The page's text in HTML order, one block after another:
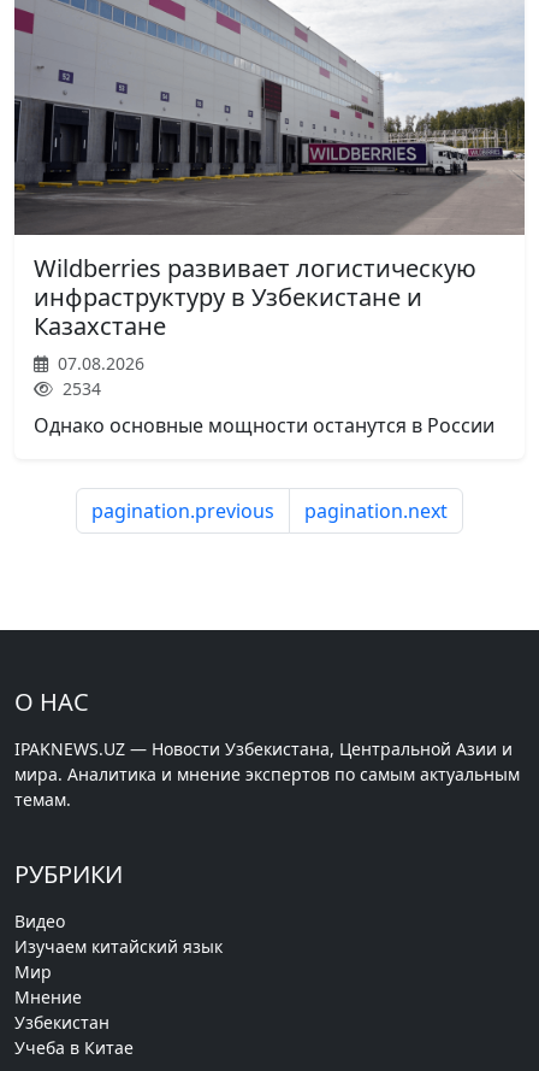
Wildberries развивает логистическую
инфраструктуру в Узбекистане и
Казахстане
07.08.2026
2534
Однако основные мощности останутся в России
pagination.previous pagination.next
О НАС
IPAKNEWS.UZ — Новости Узбекистана, Центральной Азии и
мира. Аналитика и мнение экспертов по самым актуальным
темам.
РУБРИКИ
Видео
Изучаем китайский язык
Мир
Мнение
Узбекистан
Учеба в Китае